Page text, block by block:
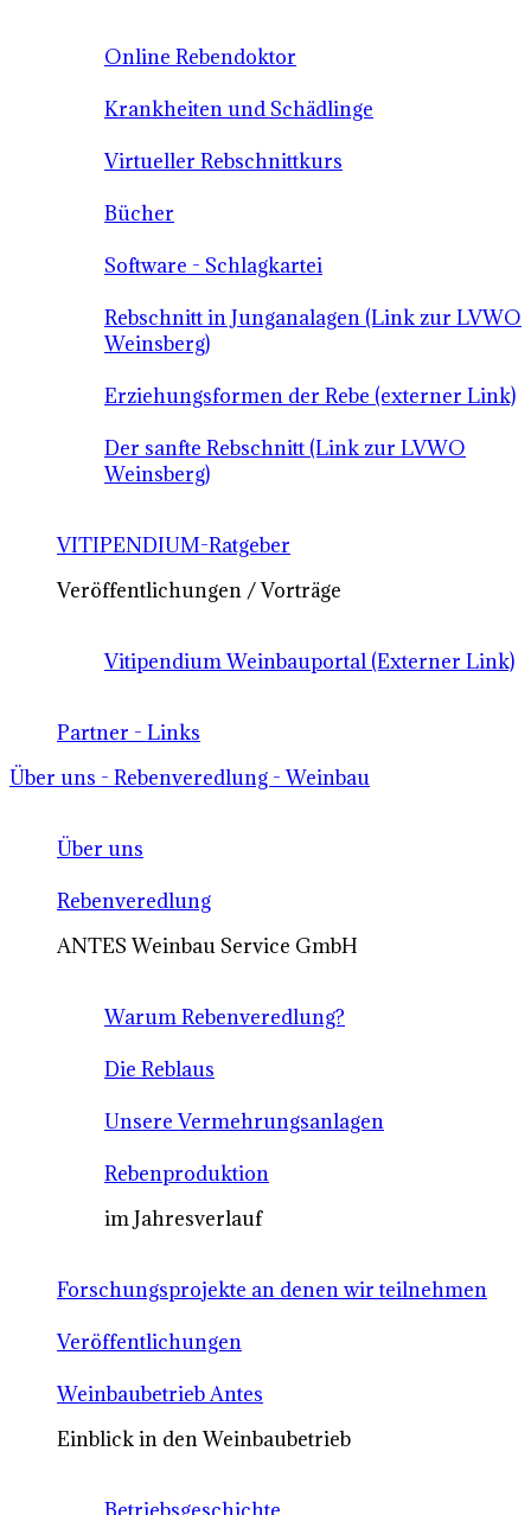
Online Rebendoktor
Krankheiten und Schädlinge
Virtueller Rebschnittkurs
Bücher
Software - Schlagkartei
Rebschnitt in Junganalagen (Link zur LVWO
Weinsberg)
Erziehungsformen der Rebe (externer Link)
Der sanfte Rebschnitt (Link zur LVWO
Weinsberg)
VITIPENDIUM-Ratgeber
Veröffentlichungen / Vorträge
Vitipendium Weinbauportal (Externer Link)
Partner - Links
Über uns - Rebenveredlung - Weinbau
Über uns
Rebenveredlung
ANTES Weinbau Service GmbH
Warum Rebenveredlung?
Die Reblaus
Unsere Vermehrungsanlagen
Rebenproduktion
im Jahresverlauf
Forschungsprojekte an denen wir teilnehmen
Veröffentlichungen
Weinbaubetrieb Antes
Einblick in den Weinbaubetrieb